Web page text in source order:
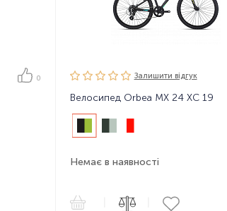
0 Залишити вiдгук
Велосипед Orbea MX 24 XC 19
Немає в наявності